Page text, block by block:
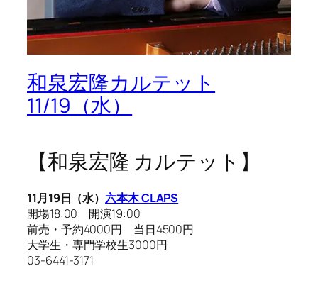
和泉宏隆カルテット
11/19（水）
【和泉宏隆 カルテット】
11月19日（水）六本木 CLAPS
開場18:00 開演19:00
前売・予約4000円 当日4500円
大学生・専門学校生3000円
03-6441-3171